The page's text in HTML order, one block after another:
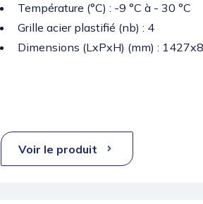
Température (°C) : -9 °C à - 30 °C
Grille acier plastifié (nb) : 4
Dimensions (LxPxH) (mm) :
Voir le produit